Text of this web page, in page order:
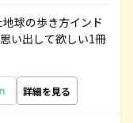
球の歩き方インド
い出して欲しい1冊
詳細を見る